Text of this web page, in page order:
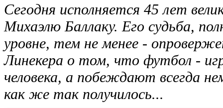
Сегодня исполняется 45 лет
Михаэлю Баллаку. Его судьба,
уровне, тем не менее -
Линекера о том, что футбол -
человека, а побеждают всегда
как же так получилось...